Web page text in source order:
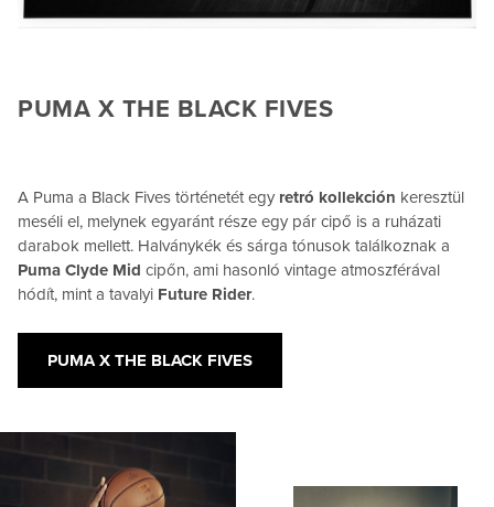
PUMA X THE BLACK FIVES
A Puma a Black Fives történetét egy retró kollekción keresztül
meséli el, melynek egyaránt része egy pár cipő is a ruházati
darabok mellett. Halványkék és sárga tónusok találkoznak a
Puma Clyde Mid cipőn, ami hasonló vintage atmoszférával
hódít, mint a tavalyi Future Rider.
PUMA X THE BLACK FIVES